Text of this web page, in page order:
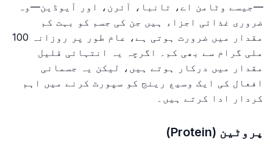
—جیسے وٹامن اے، تانبا، آئرن، اور آیوڈین—وہ
ضروری غذائی اجزاء ہیں جن کی جسم کو بہت کم
مقدار میں ضرورت ہوتی ہے، عام طور پر روزانہ 100
ملی گرام سے بھی کم۔ اگرچہ یہ انتہائی قلیل
مقدار میں درکار ہوتے ہیں، لیکن یہ جسمانی
افعال کی ایک وسیع رینج کو سپورٹ کرنے میں اہم
کردار ادا کرتے ہیں۔
پروٹین (Protein)